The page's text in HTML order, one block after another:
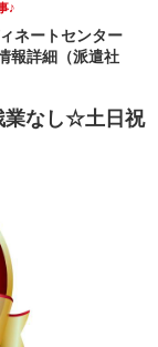
♪
ネートセンター
報詳細（派遣社
業なし☆土日祝